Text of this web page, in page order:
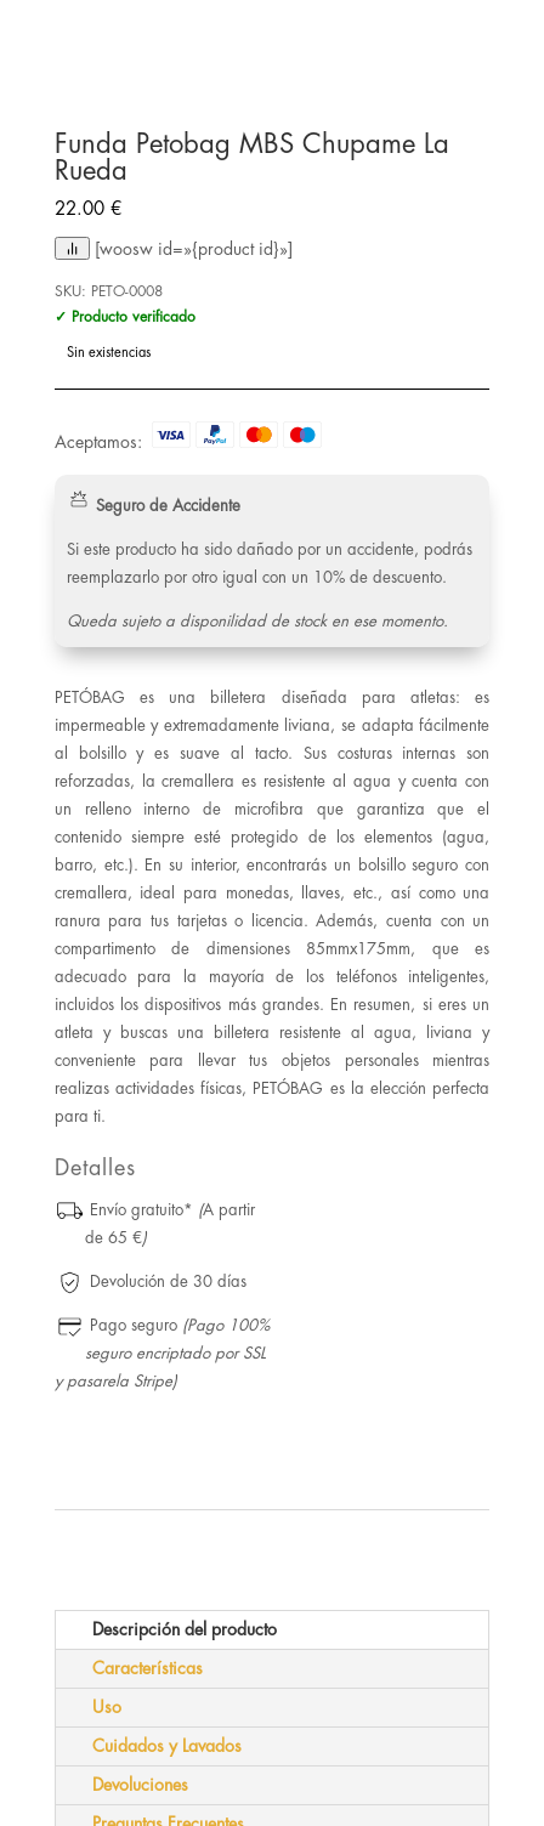
Funda Petobag MBS Chupame La
Rueda
22.00 €
[woosw id=»{product id}»]
SKU: PETO-0008
✓ Producto verificado
Sin existencias
Aceptamos:
Seguro de Accidente
Si este producto ha sido dañado por un accidente, podrás
reemplazarlo por otro igual con un 10% de descuento.
Queda sujeto a disponilidad de stock en ese momento.
PETÓBAG es una billetera diseñada para atletas: es
impermeable y extremadamente liviana, se adapta fácilmente
al bolsillo y es suave al tacto. Sus costuras internas son
reforzadas, la cremallera es resistente al agua y cuenta con
un relleno interno de microfibra que garantiza que el
contenido siempre esté protegido de los elementos (agua,
barro, etc.). En su interior, encontrarás un bolsillo seguro con
cremallera, ideal para monedas, llaves, etc., así como una
ranura para tus tarjetas o licencia. Además, cuenta con un
compartimento de dimensiones 85mmx175mm, que es
adecuado para la mayoría de los teléfonos inteligentes,
incluidos los dispositivos más grandes. En resumen, si eres un
atleta y buscas una billetera resistente al agua, liviana y
conveniente para llevar tus objetos personales mientras
realizas actividades físicas, PETÓBAG es la elección perfecta
para ti.
Detalles
Envío gratuito* (A partir
de 65 €)
Devolución de 30 días
Pago seguro (Pago 100%
seguro encriptado por SSL
y pasarela Stripe)
Descripción del producto
Características
Uso
Cuidados y Lavados
Devoluciones